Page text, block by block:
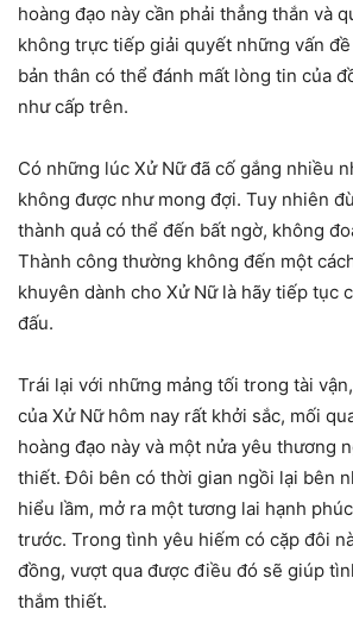
hoàng đạo này cần phải thẳng thắn và
không trực tiếp giải quyết những vấn
bản thân có thể đánh mất lòng tin của
như cấp trên.
Có những lúc Xử Nữ đã cố gắng nhiều
không được như mong đợi. Tuy nhiên
thành quả có thể đến bất ngờ, không
Thành công thường không đến một
khuyên dành cho Xử Nữ là hãy tiếp tục
đấu.
Trái lại với những mảng tối trong tài
của Xử Nữ hôm nay rất khởi sắc, mối
hoàng đạo này và một nửa yêu thương
thiết. Đôi bên có thời gian ngồi lại bên
hiểu lầm, mở ra một tương lai hạnh
trước. Trong tình yêu hiếm có cặp đôi
đồng, vượt qua được điều đó sẽ giúp
thắm thiết.